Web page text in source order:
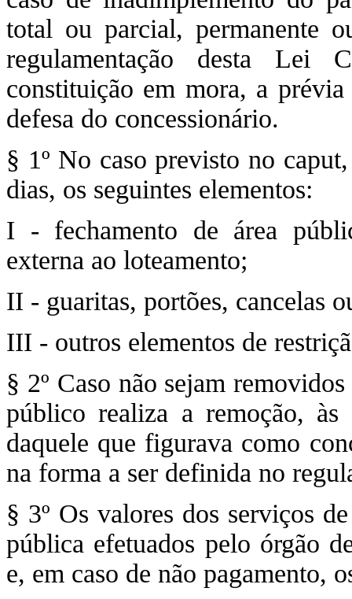
total ou parcial, permanente
regulamentação desta Lei
constituição em mora, a
defesa do concessionário.
§ 1º No caso previsto no
dias, os seguintes elementos:
I - fechamento de área
externa ao loteamento;
II - guaritas, portões, cancelas
III - outros elementos de
§ 2º Caso não sejam
público realiza a remoção, às
daquele que figurava como
na forma a ser definida no
§ 3º Os valores dos serviços
pública efetuados pelo órgão
e, em caso de não pagamento,